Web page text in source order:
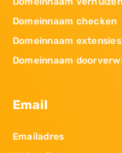
Domeinnaam checken
Domeinnaam extensies
Domeinnaam
Email
Emailadres